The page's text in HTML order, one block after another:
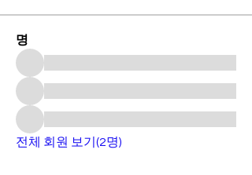
명
전체 회원 보기(2명)